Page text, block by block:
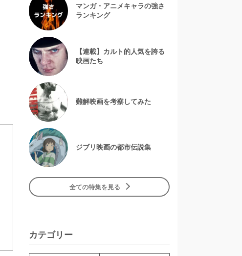
マンガ・アニメキャラの強さ
ランキング
【連載】カルト的人気を誇る
映画たち
難解映画を考察してみた
ジブリ映画の都市伝説集
全ての特集を見る
カテゴリー